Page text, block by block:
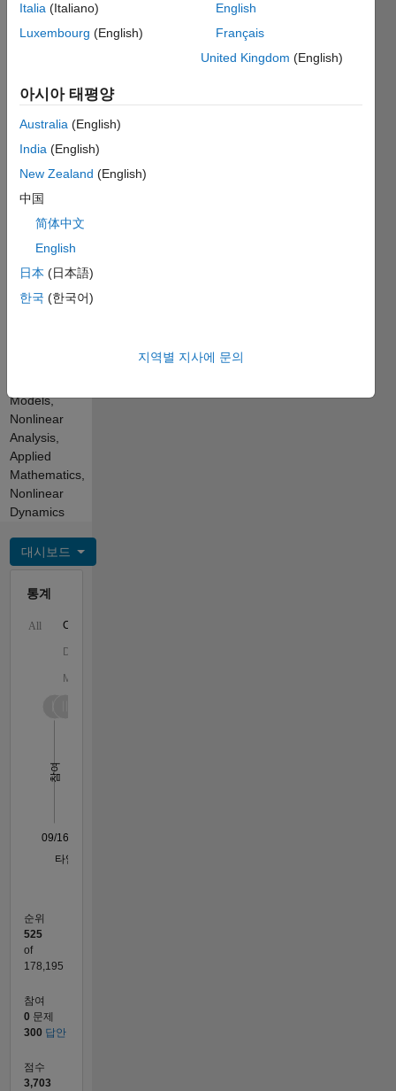
engineering
(Academical
Magistrate)
Economics
PhD
(Dr.Sc.)
in Applied
Mathematical
Analysis
and
보기
Programming
MATLAB,
SQL,
Arduino,
Fortran,
Visual
Basic
Spoken
Languages:
English,
Italian
He/him
Models,
Nonlinear
Analysis,
Applied
Mathematics,
Nonlinear
Dynamics
대시보드
통계
All C…
D…
M…
참여
-40
-2020406080
120
140
160
350
-50
-100
L
09/16
10/17
11/18
12/19
01/21
02/22
03/23
04/24
05/25
06/26
11/17
01/19
03/20
05/21
07/22
09/23
11/24
01/26
12/17
03/19
06/20
09/21
12/22
03/24
06/25
02/18
07/19
12/20
05/22
10/23
03/25
08/26
타임라인
순위
525
of
178,195
참여
0 문제
300 답안
점수
3,703
Italia (Italiano)
Luxembourg (English)
English
Français
United Kingdom (English)
아시아 태평양
Australia (English)
India (English)
New Zealand (English)
中国
简体中文
English
日本 (日本語)
한국 (한국어)
지역별 지사에 문의